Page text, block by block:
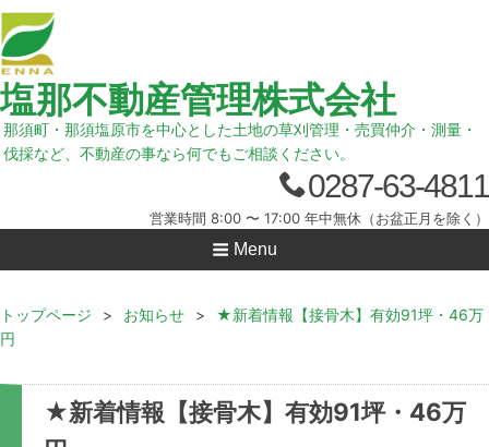
塩那不動産管理株式会社
那須町・那須塩原市を中心とした土地の草刈管理・売買仲介・測量・
伐採など、不動産の事なら何でもご相談ください。
0287-63-4811
営業時間 8:00 〜 17:00 年中無休（お盆正月を除く）
Menu
トップページ > お知らせ >
★新着情報【接骨木】有効91坪・46万
円
★新着情報【接骨木】有効91坪・46万